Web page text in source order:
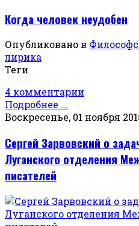
Когда человек неудобен
Опубликовано в
лирика
Теги
4 комментарии
Подробнее ...
Воскресенье, 01 ноября
Сергей Зарвовский о
Луганского отделения
писателей